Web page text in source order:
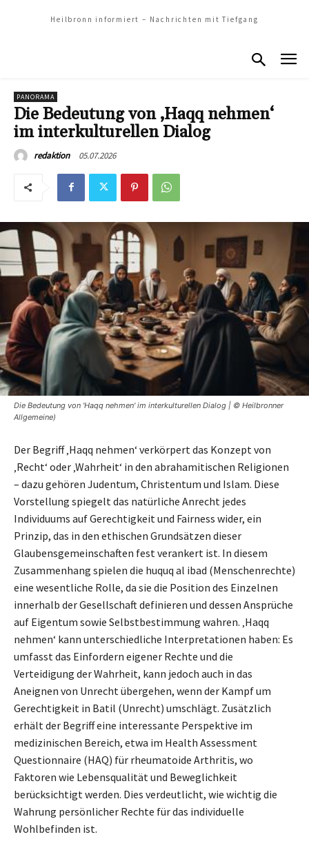
Heilbronn informiert – Nachrichten mit Tiefgang
PANORAMA
Die Bedeutung von ‚Haqq nehmen‘
im interkulturellen Dialog
redaktion 05.07.2026
Die Bedeutung von 'Haqq nehmen' im interkulturellen Dialog | © Heilbronner
Allgemeine)
Der Begriff ‚Haqq nehmen‘ verkörpert das Konzept von
‚Recht‘ oder ‚Wahrheit‘ in den abrahamitischen Religionen
– dazu gehören Judentum, Christentum und Islam. Diese
Vorstellung spiegelt das natürliche Anrecht jedes
Individuums auf Gerechtigkeit und Fairness wider, ein
Prinzip, das in den ethischen Grundsätzen dieser
Glaubensgemeinschaften fest verankert ist. In diesem
Zusammenhang spielen die huquq al ibad (Menschenrechte)
eine wesentliche Rolle, da sie die Position des Einzelnen
innerhalb der Gesellschaft definieren und dessen Ansprüche
auf Eigentum sowie Selbstbestimmung wahren. ‚Haqq
nehmen‘ kann unterschiedliche Interpretationen haben: Es
umfasst das Einfordern eigener Rechte und die
Verteidigung der Wahrheit, kann jedoch auch in das
Aneignen von Unrecht übergehen, wenn der Kampf um
Gerechtigkeit in Batil (Unrecht) umschlägt. Zusätzlich
erhält der Begriff eine interessante Perspektive im
medizinischen Bereich, etwa im Health Assessment
Questionnaire (HAQ) für rheumatoide Arthritis, wo
Faktoren wie Lebensqualität und Beweglichkeit
berücksichtigt werden. Dies verdeutlicht, wie wichtig die
Wahrung persönlicher Rechte für das individuelle
Wohlbefinden ist.